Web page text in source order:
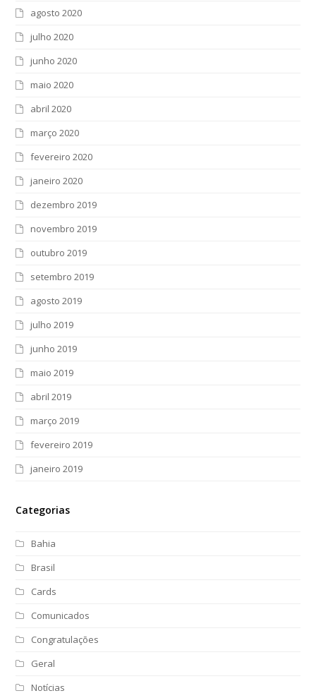
agosto 2020
julho 2020
junho 2020
maio 2020
abril 2020
março 2020
fevereiro 2020
janeiro 2020
dezembro 2019
novembro 2019
outubro 2019
setembro 2019
agosto 2019
julho 2019
junho 2019
maio 2019
abril 2019
março 2019
fevereiro 2019
janeiro 2019
Categorias
Bahia
Brasil
Cards
Comunicados
Congratulações
Geral
Notícias